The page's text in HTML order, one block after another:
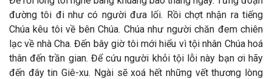
đường tôi đi như có người đưa lối. Rồi chợt nhận ra tiếng
Chúa kêu tôi về bên Chúa. Chúa như người chăn đem chiên
lạc về nhà Cha. Đến bây giờ tôi mới hiểu vì tội nhân Chúa hoá
thân đến trần gian. Để cứu người khỏi tội lỗi này bạn ơi hãy
đến đây tin Giê-xu. Ngài sẽ xoá hết những vết thương lòng